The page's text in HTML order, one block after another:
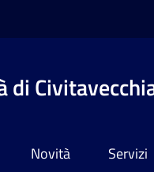
di
Novità Servizi